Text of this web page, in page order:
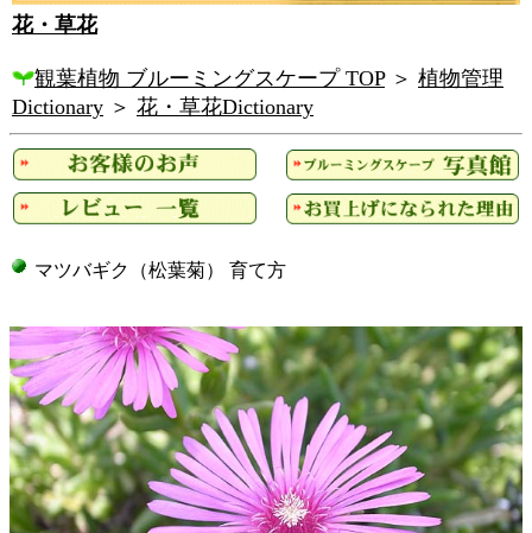
花・草花
観葉植物 ブルーミングスケープ TOP＞ 植物管理
Dictionary ＞ 花・草花Dictionary
マツバギク（松葉菊） 育て方